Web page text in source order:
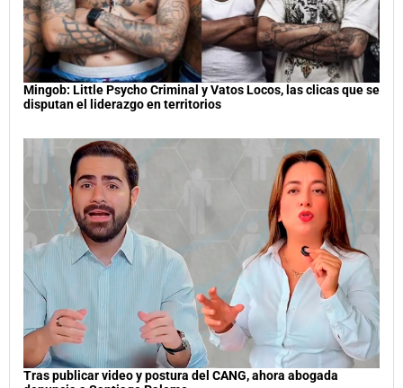
Mingob: Little Psycho Criminal y Vatos Locos, las clicas que se
disputan el liderazgo en territorios
Tras publicar video y postura del CANG, ahora abogada